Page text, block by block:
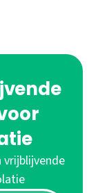
vrijblijvende